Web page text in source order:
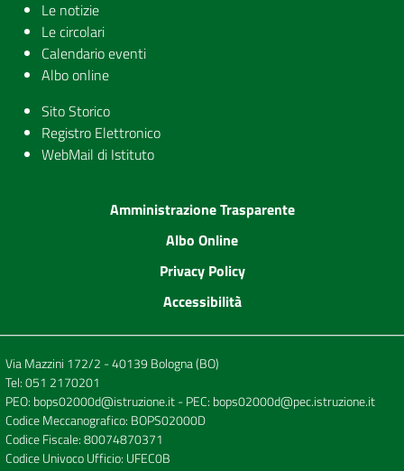
Le notizie
Le circolari
Calendario eventi
Albo online
Sito Storico
Registro Elettronico
WebMail di Istituto
Amministrazione Trasparente
Albo Online
Privacy Policy
Accessibilità
Via Mazzini 172/2 - 40139 Bologna (BO)
Tel:051 2170201
PEO: bops02000d@istruzione.it- PEC: bops02000d@pec.istruzione.it
Codice Meccanografico: BOPS02000D
Codice Fiscale: 80074870371
Codice Univoco Ufficio: UFEC0B